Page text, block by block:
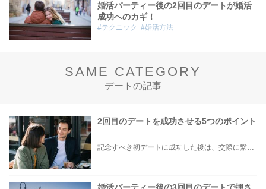
婚活パーティー後の2回目のデートが婚活
成功へのカギ！
#テクニック #婚活方法
SAME CATEGORY
デートの記事
2回目のデートを成功させる5つのポイント
婚活パーティー後の3回目のデートで押さ